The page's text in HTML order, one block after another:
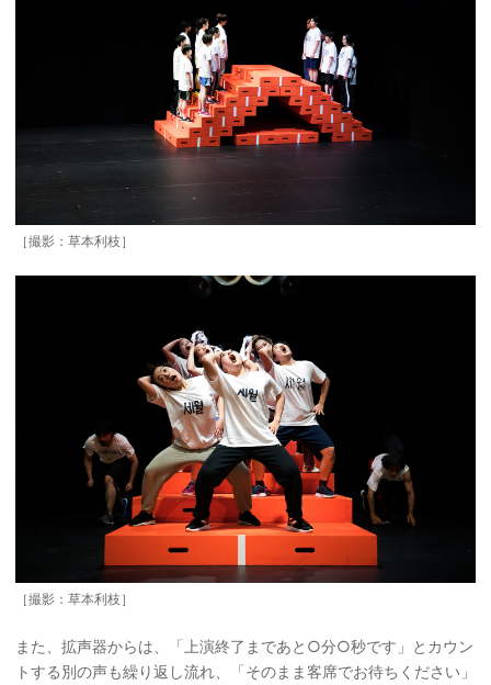
［撮影：草本利枝］
［撮影：草本利枝］
また、拡声器からは、「上演終了まであと○分○秒です」とカウン
トする別の声も繰り返し流れ、「そのまま客席でお待ちください」